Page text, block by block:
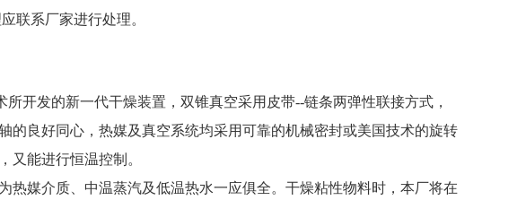
联系厂家进行处理。
发的新一代干燥装置，双锥真空采用皮带--链条两弹性联接方式，
的良好同心，热媒及真空系统均采用可靠的机械密封或美国技术的旋转
又能进行恒温控制。
媒介质、中温蒸汽及低温热水一应俱全。干燥粘性物料时，本厂将在